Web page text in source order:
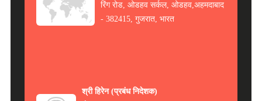
रिंग रोड, ओडहव सर्कल, ओडहव,अहमदाबाद
- 382415, गुजरात, भारत
श्री हिरेन(प्रबंध निदेशक)